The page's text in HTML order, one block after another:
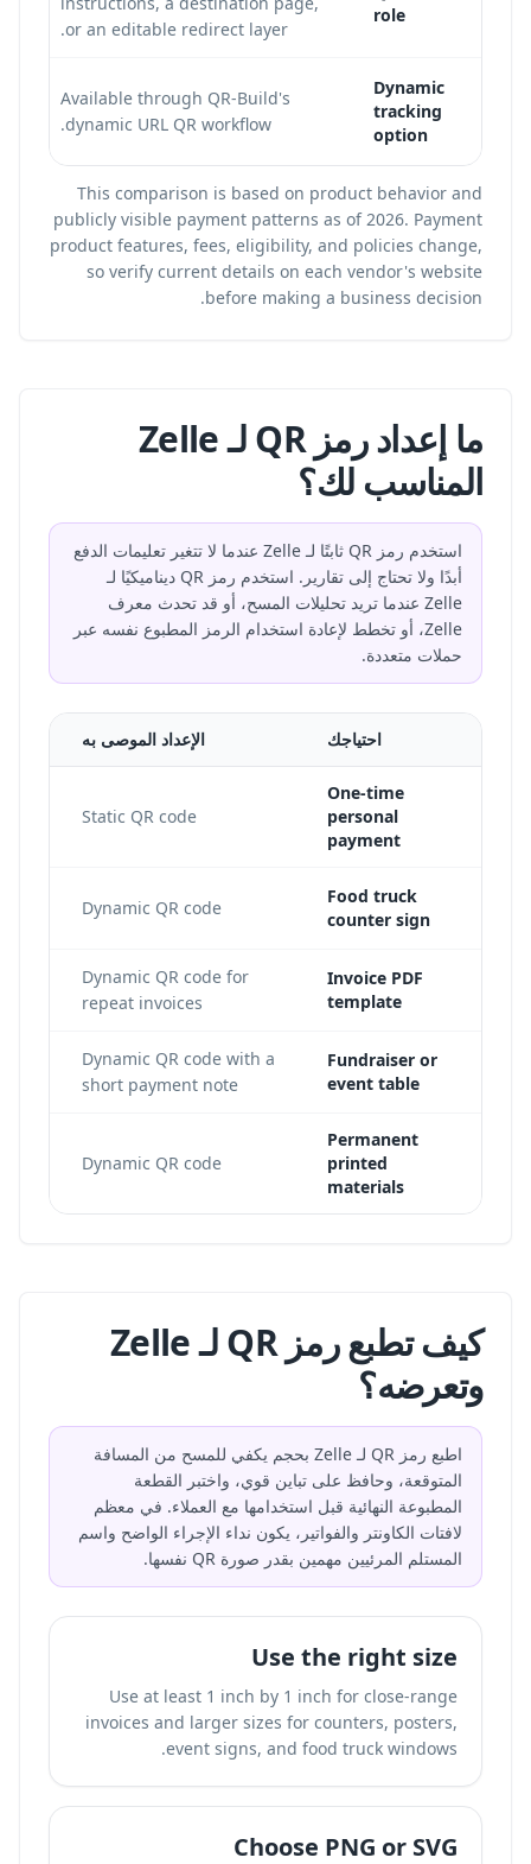
role
or an editable redirect layer.
Dynamic
tracking
option
Available through QR-Build's
dynamic URL QR workflow.
This comparison is based on product behavior and
publicly visible payment patterns as of 2026. Payment
product features, fees, eligibility, and policies change,
so verify current details on each vendor's website
before making a business decision.
ما إعداد رمز QR لـ Zelle
المناسب لك؟
استخدم رمز QR ثابتًا لـ Zelle عندما لا تتغير تعليمات الدفع
أبدًا ولا تحتاج إلى تقارير. استخدم رمز QR ديناميكيًا لـ
Zelle عندما تريد تحليلات المسح، أو قد تحدث معرف
Zelle، أو تخطط لإعادة استخدام الرمز المطبوع نفسه عبر
حملات متعددة.
احتياجك الإعداد الموصى به
One-time
personal
payment
Static QR code
Food truck
counter sign
Dynamic QR code
Invoice PDF
template
Dynamic QR code for
repeat invoices
Fundraiser or
event table
Dynamic QR code with a
short payment note
Permanent
printed
materials
Dynamic QR code
كيف تطبع رمز QR لـ Zelle
وتعرضه؟
اطبع رمز QR لـ Zelle بحجم يكفي للمسح من المسافة
المتوقعة، وحافظ على تباين قوي، واختبر القطعة
المطبوعة النهائية قبل استخدامها مع العملاء. في معظم
لافتات الكاونتر والفواتير، يكون نداء الإجراء الواضح واسم
المستلم المرئيين مهمين بقدر صورة QR نفسها.
Use the right size
Use at least 1 inch by 1 inch for close-range
invoices and larger sizes for counters, posters,
event signs, and food truck windows.
Choose PNG or SVG